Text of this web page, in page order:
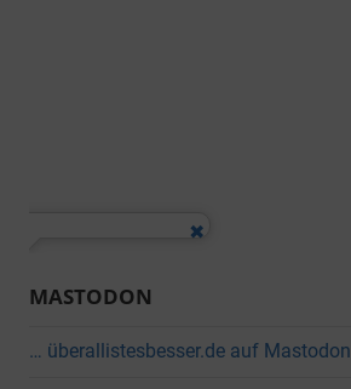
MASTODON
… überallistesbesser.de auf Mastodon